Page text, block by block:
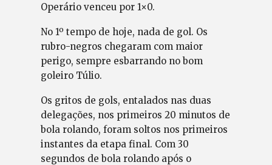
Operário venceu por 1×0.
No 1º tempo de hoje, nada de gol. Os
rubro-negros chegaram com maior
perigo, sempre esbarrando no bom
goleiro Túlio.
Os gritos de gols, entalados nas duas
delegações, nos primeiros 20 minutos de
bola rolando, foram soltos nos primeiros
instantes da etapa final. Com 30
segundos de bola rolando após o